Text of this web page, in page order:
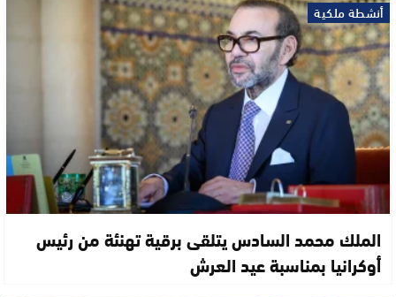
أنشطة ملكية
الملك محمد السادس يتلقى برقية تهنئة من رئيس
أوكرانيا بمناسبة عيد العرش